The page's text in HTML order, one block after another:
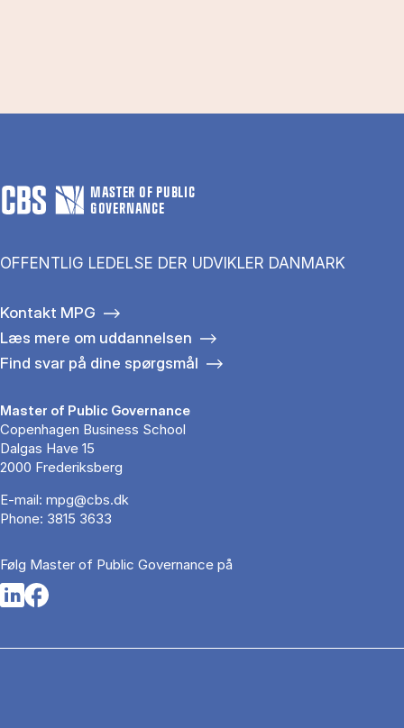
MASTER OF PUBLIC
GOVERNANCE
OFFENTLIG LEDELSE DER UDVIKLER DANMARK
Kontakt MPG
Læs mere om uddannelsen
Find svar på dine spørgsmål
Master of Public Governance
Copenhagen Business School
Dalgas Have 15
2000 Frederiksberg
E-mail: mpg@cbs.dk
Phone: 3815 3633
Følg Master of Public Governance på
Opens in a new tab
Opens in a new tab